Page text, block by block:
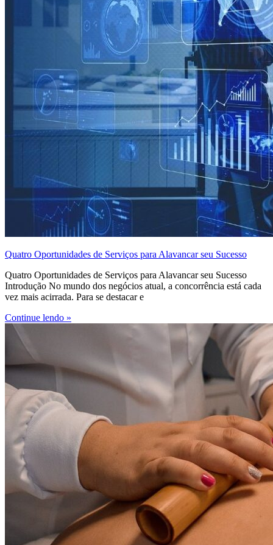
Quatro Oportunidades de Serviços para Alavancar seu Sucesso
Quatro Oportunidades de Serviços para Alavancar seu Sucesso
Introdução No mundo dos negócios atual, a concorrência está cada
vez mais acirrada. Para se destacar e
Continue lendo »